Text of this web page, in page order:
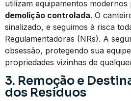
utilizam equipamentos
demolição controlada. O
sinalizado, e seguimos à risca
Regulamentadoras (NRs). A
obsessão, protegendo sua
propriedades vizinhas de
3. Remoção e
dos Resíduos